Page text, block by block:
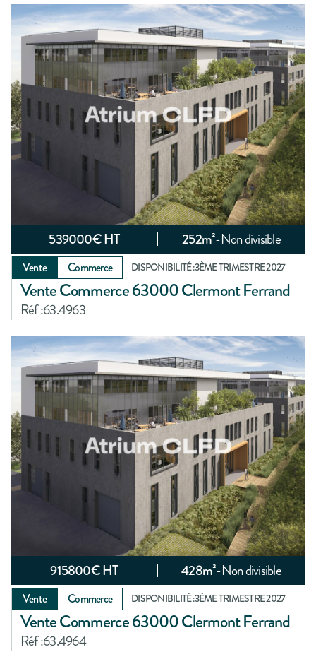
539000€ HT 252m²-Non divisible
Vente Commerce DISPONIBILITÉ :3ÈME TRIMESTRE 2027
Vente Commerce 63000 Clermont Ferrand
Réf :63.4963
915800€ HT 428m²-Non divisible
Vente Commerce DISPONIBILITÉ :3ÈME TRIMESTRE 2027
Vente Commerce 63000 Clermont Ferrand
Réf :63.4964